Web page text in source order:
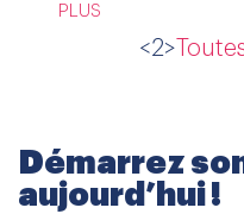
PLUS
<2>
Démarrez
aujourd’hui !